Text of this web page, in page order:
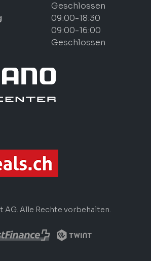
Geschlossen
09:00-18:30
09:00-16:00
Geschlossen
AG. Alle Rechte vorbehalten.